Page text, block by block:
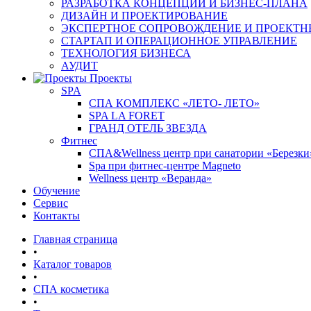
РАЗРАБОТКА КОНЦЕПЦИИ И БИЗНЕС-ПЛАНА
ДИЗАЙН И ПРОЕКТИРОВАНИЕ
ЭКСПЕРТНОЕ СОПРОВОЖДЕНИЕ И
СТАРТАП И ОПЕРАЦИОННОЕ УПРАВЛЕНИЕ
ТЕХНОЛОГИЯ БИЗНЕСА
АУДИТ
Проекты
SPA
СПА КОМПЛЕКС «ЛЕТО- ЛЕТО»
SPA LA FORET
ГРАНД ОТЕЛЬ ЗВЕЗДА
Фитнес
СПА&Wellness центр при санатории
Spa при фитнес-центре Magneto
Wellness центр «Веранда»
Обучение
Сервис
Контакты
Главная страница
•
Каталог товаров
•
СПА косметика
•